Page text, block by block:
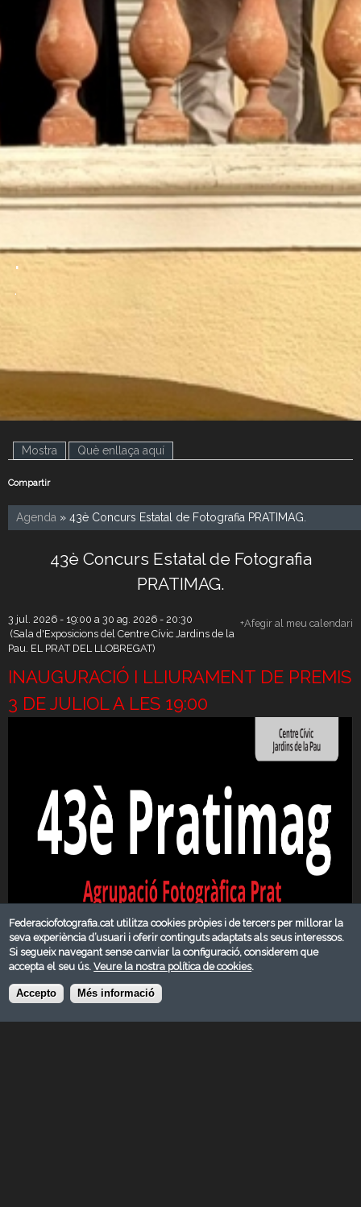
.
.
Mostra (pestanya activa)
Què enllaça aquí
Compartir
Agenda » 43è Concurs Estatal de Fotografia PRATIMAG.
43è Concurs Estatal de Fotografia
PRATIMAG.
3 jul. 2026 - 19:00 a 30 ag. 2026 - 20:30
+Afegir al meu calendari
(Sala d'Exposicions del Centre Cívic Jardins de la
Pau. EL PRAT DEL LLOBREGAT)
INAUGURACIÓ I LLIURAMENT DE PREMIS
3 DE JULIOL A LES 19:00
Federaciofotografia.cat utilitza cookies pròpies i de tercers per millorar la
seva experiència d’usuari i oferir continguts adaptats als seus interessos.
Si segueix navegant sense canviar la configuració, considerem que
accepta el seu ús.Veure la nostra política de cookies.
Accepto Més informació